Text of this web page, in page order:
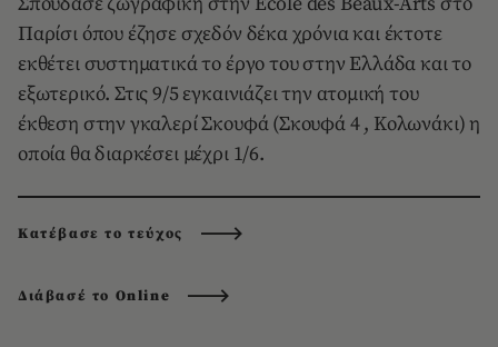
Παρίσι όπου έζησε σχεδόν δέκα χρόνια και έκτοτε
εκθέτει συστηματικά το έργο του στην Ελλάδα και το
εξωτερικό. Στις 9/5 εγκαινιάζει την ατομική του
έκθεση στην γκαλερί Σκουφά (Σκουφά 4 , Κολωνάκι) η
οποία θα διαρκέσει μέχρι 1/6.
Κατέβασε το τεύχος
Διάβασέ το Online